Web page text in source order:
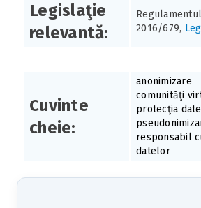
Legislaţie
relevantă:
2016/679,
Cuvinte
cheie:
anonimizare
comunităţi
protecţia
responsabil
datelor